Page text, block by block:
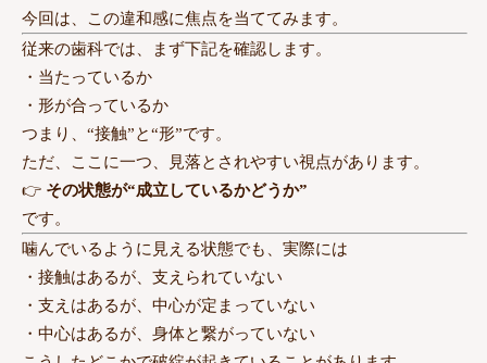
今回は、この違和感に焦点を当ててみます。
従来の歯科では、まず下記を確認します。
・当たっているか
・形が合っているか
つまり、“接触”と“形”です。
ただ、ここに一つ、見落とされやすい視点があります。
👉 その状態が“成立しているかどうか”
です。
噛んでいるように見える状態でも、実際には
・接触はあるが、支えられていない
・支えはあるが、中心が定まっていない
・中心はあるが、身体と繋がっていない